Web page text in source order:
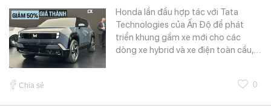
Honda lần đầu hợp tác với Tata
Technologies của Ấn Độ để phát
triển khung gầm xe mới cho các
dòng xe hybrid và xe điện toàn cầu,…
Chia sẻ 0